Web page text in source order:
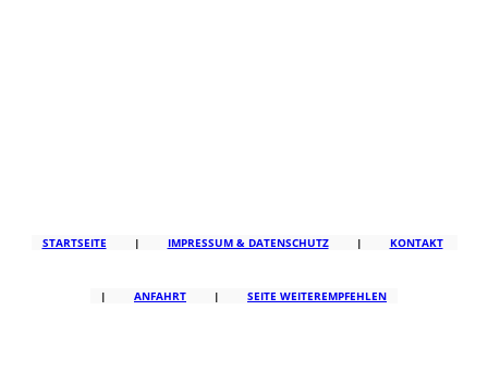
STARTSEITE | IMPRESSUM & DATENSCHUTZ | KONTAKT
| ANFAHRT | SEITE WEITEREMPFEHLEN